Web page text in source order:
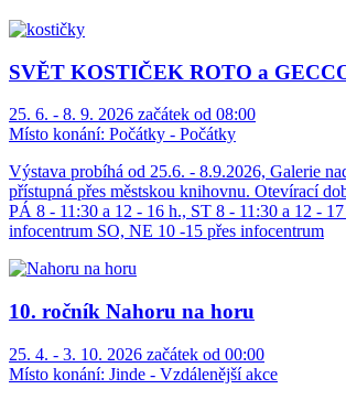
SVĚT KOSTIČEK ROTO a
25. 6. - 8. 9. 2026 začátek od 08:00
Místo konání: Počátky - Počátky
Výstava probíhá od 25.6. - 8.9.2026, Galerie
přístupná přes městskou knihovnu. Otevírací
PÁ 8 - 11:30 a 12 - 16 h., ST 8 - 11:30 a 12 -
infocentrum SO, NE 10 -15 přes infocentrum
10. ročník Nahoru na horu
25. 4. - 3. 10. 2026 začátek od 00:00
Místo konání: Jinde - Vzdálenější akce